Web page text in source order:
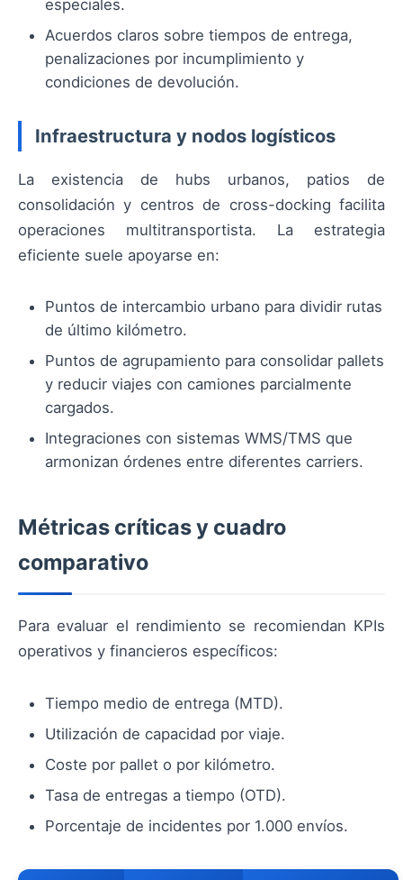
especiales.
Acuerdos claros sobre tiempos de entrega,
penalizaciones por incumplimiento y
condiciones de devolución.
Infraestructura y nodos logísticos
La existencia de hubs urbanos, patios de
consolidación y centros de cross-docking facilita
operaciones multitransportista. La estrategia
eficiente suele apoyarse en:
Puntos de intercambio urbano para dividir rutas
de último kilómetro.
Puntos de agrupamiento para consolidar pallets
y reducir viajes con camiones parcialmente
cargados.
Integraciones con sistemas WMS/TMS que
armonizan órdenes entre diferentes carriers.
Métricas críticas y cuadro
comparativo
Para evaluar el rendimiento se recomiendan KPIs
operativos y financieros específicos:
Tiempo medio de entrega (MTD).
Utilización de capacidad por viaje.
Coste por pallet o por kilómetro.
Tasa de entregas a tiempo (OTD).
Porcentaje de incidentes por 1.000 envíos.